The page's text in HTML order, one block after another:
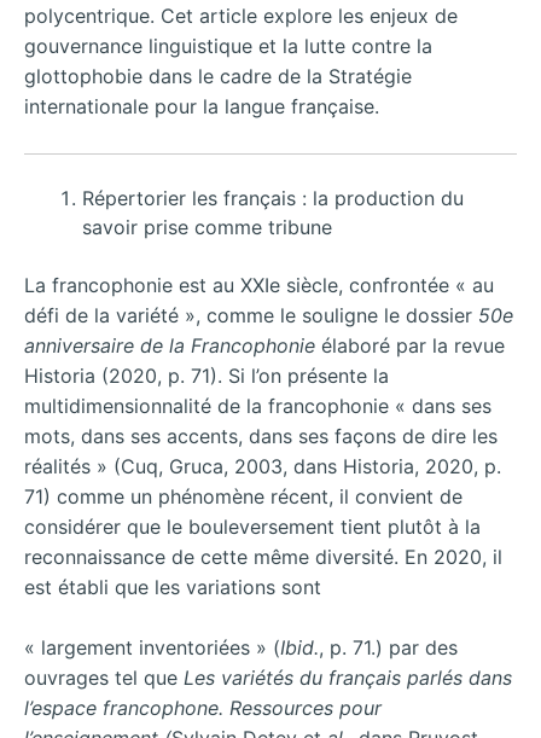
polycentrique. Cet article explore les enjeux de
gouvernance linguistique et la lutte contre la
glottophobie dans le cadre de la Stratégie
internationale pour la langue française.
Répertorier les français : la production du
savoir prise comme tribune
La francophonie est au XXIe siècle, confrontée « au
défi de la variété », comme le souligne le dossier 50e
anniversaire de la Francophonie élaboré par la revue
Historia (2020, p. 71). Si l’on présente la
multidimensionnalité de la francophonie « dans ses
mots, dans ses accents, dans ses façons de dire les
réalités » (Cuq, Gruca, 2003, dans Historia, 2020, p.
71) comme un phénomène récent, il convient de
considérer que le bouleversement tient plutôt à la
reconnaissance de cette même diversité. En 2020, il
est établi que les variations sont
« largement inventoriées » (Ibid., p. 71.) par des
ouvrages tel que Les variétés du français parlés dans
l’espace francophone. Ressources pour